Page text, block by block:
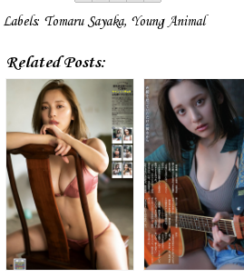
Labels: Tomaru Sayaka, Young Animal
Related Posts: